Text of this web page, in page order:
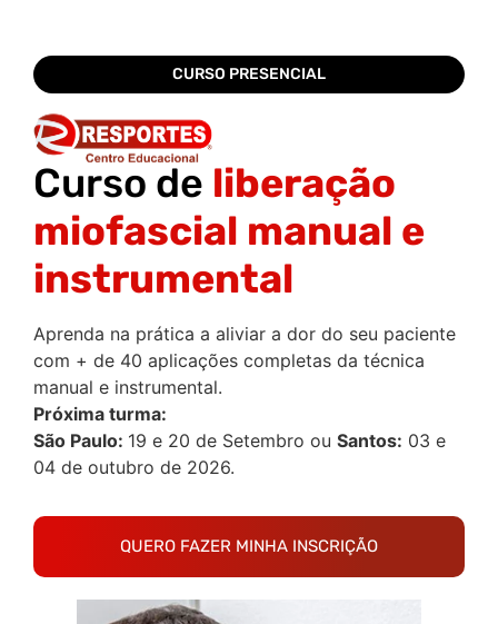
CURSO PRESENCIAL
Curso de liberação
miofascial manual e
instrumental
Aprenda na prática a aliviar a dor do seu paciente
com + de 40 aplicações completas da técnica
manual e instrumental.
Próxima turma:
São Paulo: 19 e 20 de Setembro ou Santos: 03 e
04 de outubro de 2026.
QUERO FAZER MINHA INSCRIÇÃO